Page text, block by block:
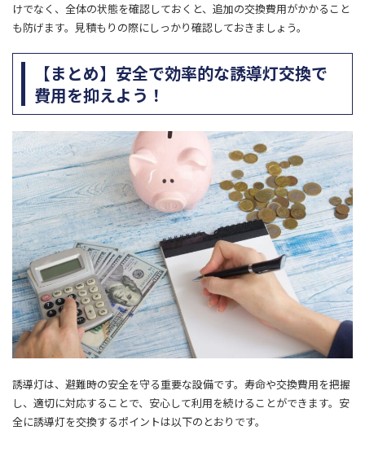
けでなく、全体の状態を確認しておくと、追加の交換費用がかかること
も防げます。見積もりの際にしっかり確認しておきましょう。
【まとめ】安全で効率的な誘導灯交換で
費用を抑えよう！
誘導灯は、避難時の安全を守る重要な設備です。寿命や交換費用を把握
し、適切に対応することで、安心して利用を続けることができます。安
全に誘導灯を交換するポイントは以下のとおりです。